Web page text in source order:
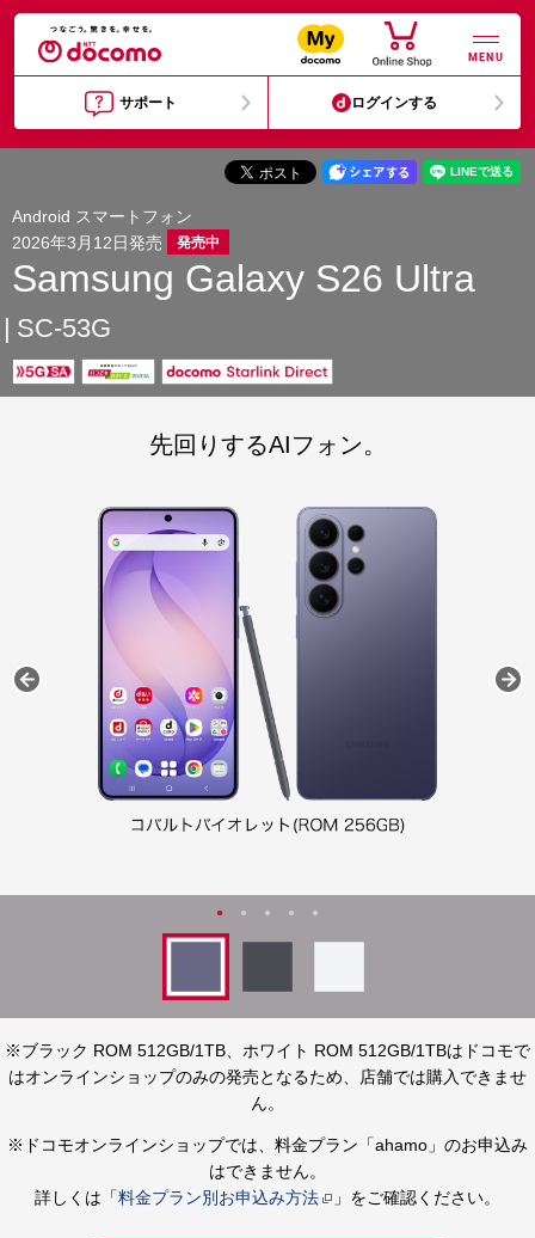
MENU
サポート ログインする
Android スマートフォン
2026年3月12日発売
発売中
Samsung Galaxy S26 Ultra
SC-53G
先回りするAIフォン。
※ブラック ROM 512GB/1TB、ホワイト ROM 512GB/1TBはドコモで
はオンラインショップのみの発売となるため、店舗では購入できませ
ん。
※ドコモオンラインショップでは、料金プラン「ahamo」のお申込み
はできません。
詳しくは「料金プラン別お申込み方法 」をご確認ください。